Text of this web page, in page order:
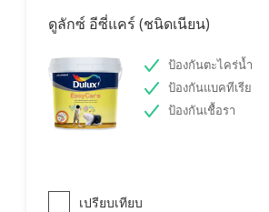
ดูลักซ์ อีซี่แคร์ (ชนิดเนียน)
ป้องกันตะไคร่น้ำ
ป้องกันแบคทีเรีย
ป้องกันเชื้อรา
เปรียบเทียบ